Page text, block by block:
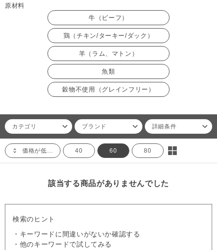
原材料
牛（ビーフ）
鶏（チキン/ターキー/ダック）
羊（ラム、マトン）
魚類
穀物不使用（グレインフリー）
カテゴリ ブランド 詳細条件
価格が低い順 40 60 80
該当する商品がありませんでした
検索のヒント
・キーワードに間違いがないか確認する
・他のキーワードで試してみる